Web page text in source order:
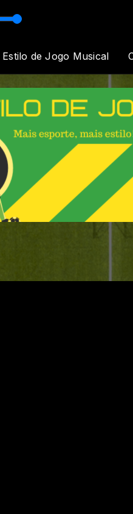
Estilo de Jogo Musical